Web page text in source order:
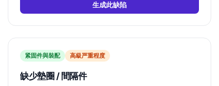
生成此缺陷
紧固件與裝配 高級严重程度
缺少墊圈 / 間隔件